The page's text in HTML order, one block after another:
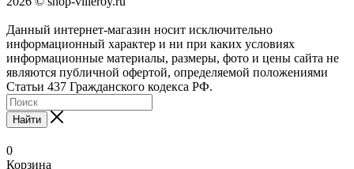
Данный интернет-магазин носит исключительно
информационный характер и ни при каких условиях
информационные материалы, размеры, фото и цены сайта не
являются публичной офертой, определяемой положениями
Статьи 437 Гражданского кодекса РФ.
Найти
0
Корзина